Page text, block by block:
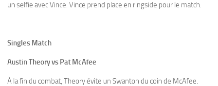
un selfie avec Vince. Vince prend place en ringside pour le match.
Singles Match
Austin Theory vs Pat McAfee
À la fin du combat, Theory évite un Swanton du coin de McAfee.